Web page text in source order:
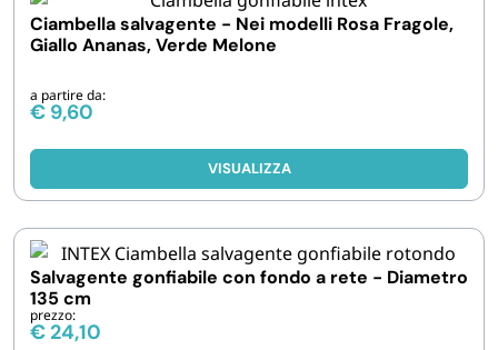
AVVOLGENTI E CONTENITORI ALIMENTARI
PET
FORNITURE SETTORE HO.RE.CA
BIODEGRADABILE
Ciambella salvagente - Nei modelli Rosa Fragole,
Giallo Ananas, Verde Melone
a partire da:
€ 9,60
VISUALIZZA
Salvagente gonfiabile con fondo a rete - Diametro
135 cm
prezzo:
€ 24,10